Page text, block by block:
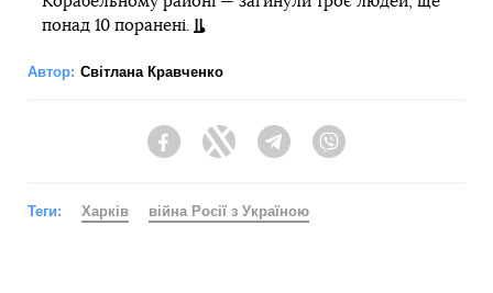
понад 10 поранені.
Автор: Світлана Кравченко
FacebookTwitter Telegram
Теги: Харків війна Росії з Україною